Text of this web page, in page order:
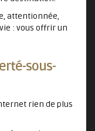
attentionnée,
: vous offrir un
sous-
rien de plus